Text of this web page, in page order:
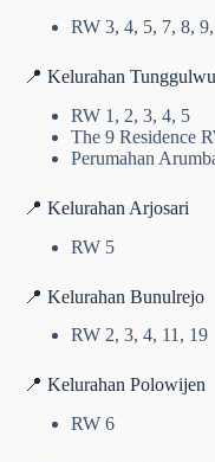
RW 3, 4, 5, 7, 8,
📍 Kelurahan
RW 1, 2, 3, 4, 5
The 9 Residence
Perumahan
📍 Kelurahan Arjosari
RW 5
📍 Kelurahan Bunulrejo
RW 2, 3, 4, 11, 19
📍 Kelurahan Polowijen
RW 6